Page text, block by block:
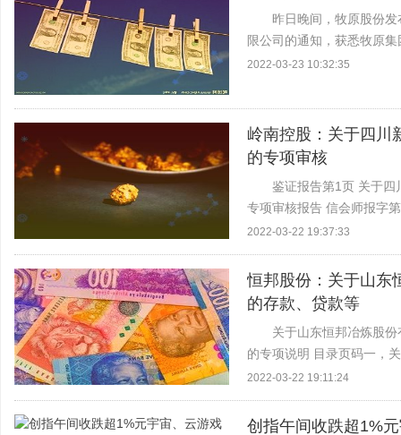
昨日晚间，牧原股份
限公司的通知，获悉牧原
示，牧原集团本次质押数
2022-03-23 10:32:35
岭南控股：关于四川
的专项审核
鉴证报告第1页 关于四
专项审核报告 信会师报字
们接受委托，审核了后附
2022-03-22 19:37:33
恒邦股份：关于山东
的存款、贷款等
关于山东恒邦冶炼股
的专项说明 目录页码一，
款，贷款等金融业务的专
2022-03-22 19:11:24
创指午间收跌超1%